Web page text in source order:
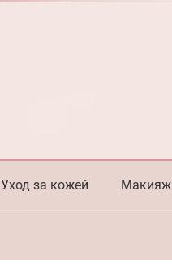
Уход за кожей Макияж